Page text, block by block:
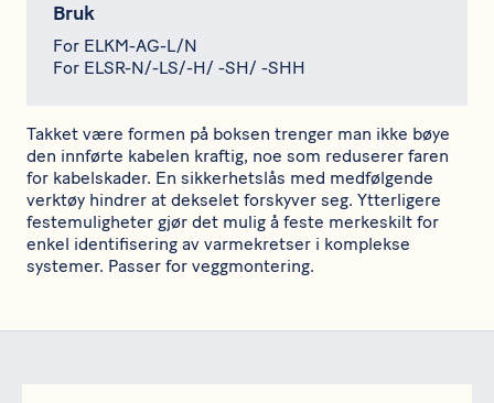
Bruk
For ELKM-AG-L/N
For ELSR-N/-LS/-H/ -SH/ -SHH
Takket være formen på boksen trenger man ikke bøye
den innførte kabelen kraftig, noe som reduserer faren
for kabelskader. En sikkerhetslås med medfølgende
verktøy hindrer at dekselet forskyver seg. Ytterligere
festemuligheter gjør det mulig å feste merkeskilt for
enkel identifisering av varmekretser i komplekse
systemer. Passer for veggmontering.